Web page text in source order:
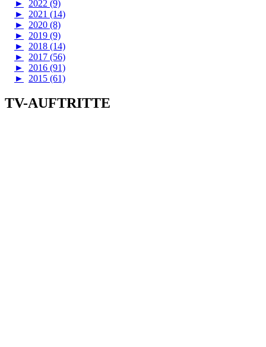
►
2022 (9)
►
2021 (14)
►
2020 (8)
►
2019 (9)
►
2018 (14)
►
2017 (56)
►
2016 (91)
►
2015 (61)
TV-AUFTRITTE